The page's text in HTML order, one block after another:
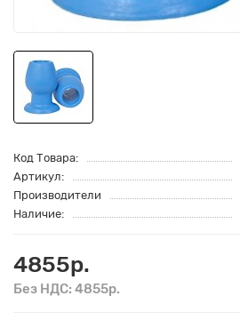
Код Товара:
Артикул:
Производители
Наличие:
4855р.
Без НДС: 4855р.